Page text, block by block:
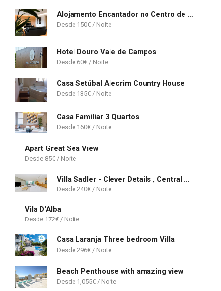
Alojamento Encantador no Centro de Ponta Delgada
150€
Hotel Douro Vale de Campos
60€
Casa Setúbal Alecrim Country House
135€
Casa Familiar 3 Quartos
160€
Apart Great Sea View
85€
Villa Sadler - Clever Details , Central Vilamoura, Sleeps 6, luxury, walking distance
240€
Vila D'Alba
172€
Casa Laranja Three bedroom Villa
296€
Beach Penthouse with amazing view
1,055€